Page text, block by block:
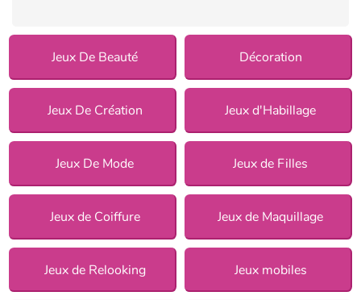
Jeux De Beauté Décoration
Jeux De Création Jeux d'Habillage
Jeux De Mode Jeux de Filles
Jeux de Coiffure Jeux de Maquillage
Jeux de Relooking Jeux mobiles